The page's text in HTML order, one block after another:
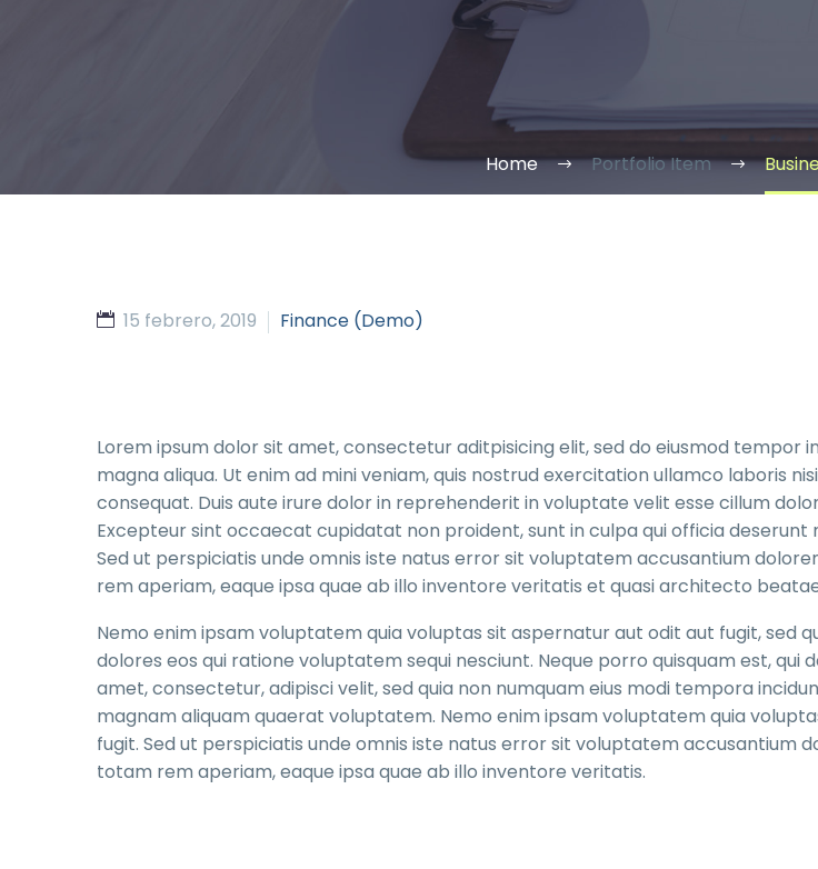
Home Portfolio Item
15 febrero, 2019 Finance (Demo)
Lorem ipsum dolor sit amet, consectetur aditpisicing elit, sed do eiusmod tempor
magna aliqua. Ut enim ad mini veniam, quis nostrud exercitation ullamco laboris
consequat. Duis aute irure dolor in reprehenderit in voluptate velit esse cillum
Excepteur sint occaecat cupidatat non proident, sunt in culpa qui officia deserunt
Sed ut perspiciatis unde omnis iste natus error sit voluptatem accusantium
rem aperiam, eaque ipsa quae ab illo inventore veritatis et quasi architecto
Nemo enim ipsam voluptatem quia voluptas sit aspernatur aut odit aut fugit, sed
dolores eos qui ratione voluptatem sequi nesciunt. Neque porro quisquam est, qui
amet, consectetur, adipisci velit, sed quia non numquam eius modi tempora
magnam aliquam quaerat voluptatem. Nemo enim ipsam voluptatem quia
fugit. Sed ut perspiciatis unde omnis iste natus error sit voluptatem accusantium
totam rem aperiam, eaque ipsa quae ab illo inventore veritatis.